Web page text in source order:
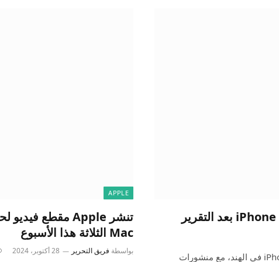
رويترز وجدت إعلانات وظائف تمييزية للعاملين في شركة iPhone في الهند، مع منشورات
APPLE
Mac الثلاثة هذا الأسبوع
بواسطة فريق التحرير 28 أكتوبر، 2024